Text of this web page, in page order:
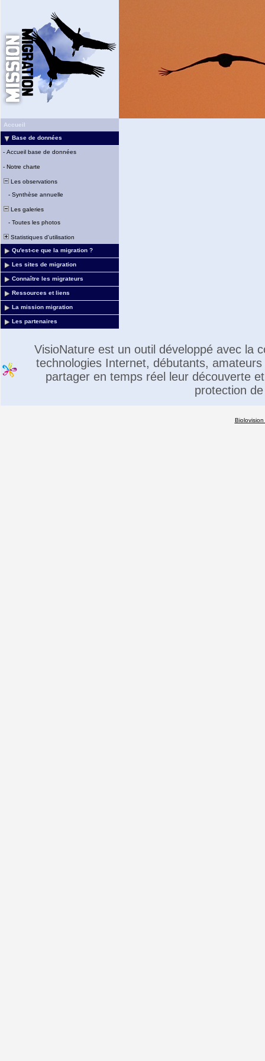
Accueil
Base de données
- Accueil base de données
- Notre charte
Les observations
- Synthèse annuelle
Les galeries
- Toutes les photos
Statistiques d'utilisation
Qu'est-ce que la migration ?
Les sites de migration
Connaître les migrateurs
Ressources et liens
La mission migration
Les partenaires
VisioNature est un outil développé avec la
technologies Internet, débutants,
partager en temps réel leur découverte
protection
Biolovision